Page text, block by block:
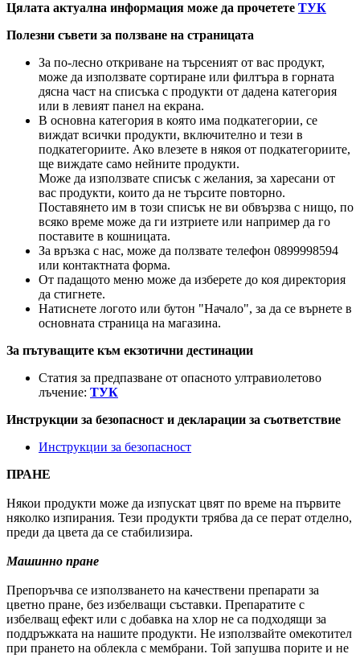
Цялата актуална информация може да прочетете ТУК
Полезни съвети за ползване на страницата
За по-лесно откриване на търсеният от вас продукт,
може да използвате сортиране или филтъра в горната
дясна част на списъка с продукти от дадена категория
или в левият панел на екрана.
В основна категория в която има подкатегории, се
виждат всички продукти, включително и тези в
подкатегориите. Ако влезете в някоя от подкатегориите,
ще виждате само нейните продукти.
Може да използвате списък с желания, за харесани от
вас продукти, които да не търсите повторно.
Поставянето им в този списък не ви обвързва с нищо, по
всяко време може да ги изтриете или например да го
поставите в кошницата.
За връзка с нас, може да ползвате телефон 0899998594
или контактната форма.
От падащото меню може да изберете до коя директория
да стигнете.
Натиснете логото или бутон "Начало", за да се върнете в
основната страница на магазина.
За пътуващите към екзотични дестинации
Статия за предпазване от опасното ултравиолетово
лъчение: ТУК
Инструкции за безопасност и декларации за съответствие
Инструкции за безопасност
ПРАНЕ
Някои продукти може да изпускат цвят по време на първите
няколко изпирания. Тези продукти трябва да се перат отделно,
преди да цвета да се стабилизира.
Машинно пране
Препоръчва се използването на качествени препарати за
цветно пране, без избелващи съставки. Препаратите с
избелващ ефект или с добавка на хлор не са подходящи за
поддръжката на нашите продукти. Не използвайте омекотител
при прането на облекла с мембрани. Той запушва порите и не